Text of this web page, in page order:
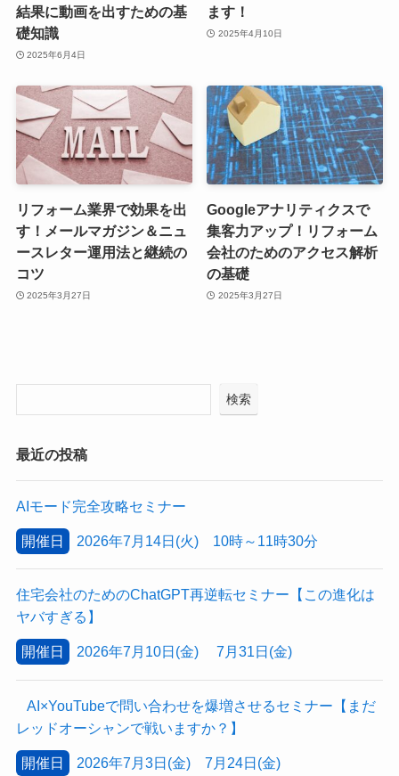
結果に動画を出すための基
礎知識
2025年6月4日
ます！
2025年4月10日
リフォーム業界で効果を出
す！メールマガジン＆ニュ
ースレター運用法と継続の
コツ
2025年3月27日
Googleアナリティクスで
集客力アップ！リフォーム
会社のためのアクセス解析
の基礎
2025年3月27日
検索
最近の投稿
AIモード完全攻略セミナー
開催日 2026年7月14日(火) 10時～11時30分
住宅会社のためのChatGPT再逆転セミナー【この進化は
ヤバすぎる】
開催日 2026年7月10日(金) 7月31日(金)
AI×YouTubeで問い合わせを爆増させるセミナー【まだ
レッドオーシャンで戦いますか？】
開催日 2026年7月3日(金) 7月24日(金)